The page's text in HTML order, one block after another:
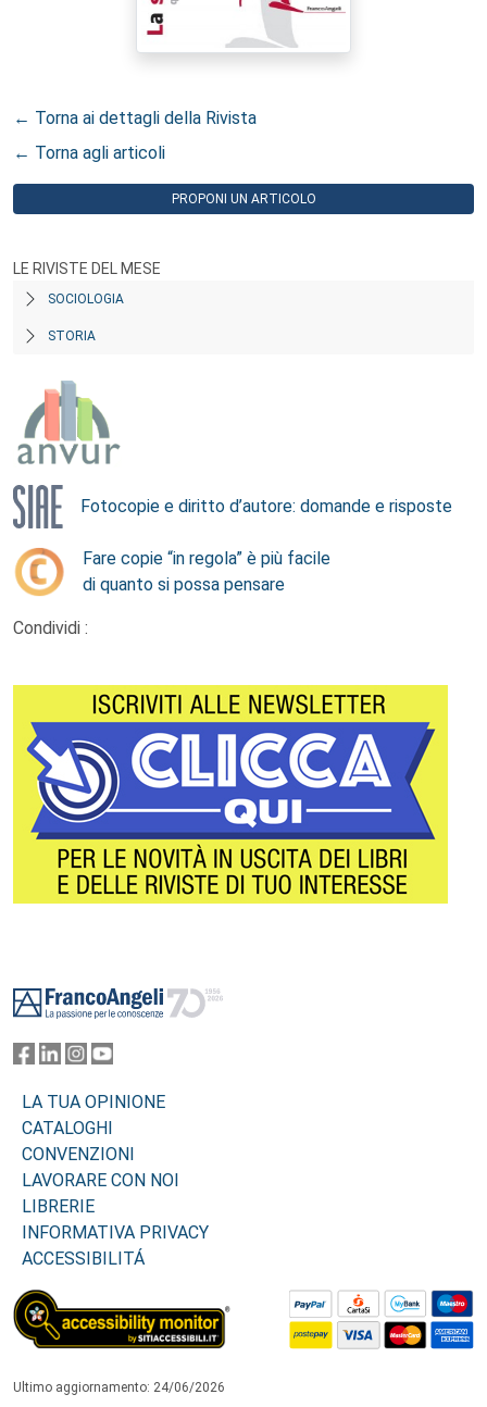
← Torna ai dettagli della Rivista
← Torna agli articoli
PROPONI UN ARTICOLO
LE RIVISTE DEL MESE
SOCIOLOGIA
STORIA
Fotocopie e diritto d’autore: domande e risposte
Fare copie “in regola” è più facile
di quanto si possa pensare
Condividi :
LA TUA OPINIONE
CATALOGHI
CONVENZIONI
LAVORARE CON NOI
LIBRERIE
INFORMATIVA PRIVACY
ACCESSIBILITÁ
Ultimo aggiornamento: 24/06/2026